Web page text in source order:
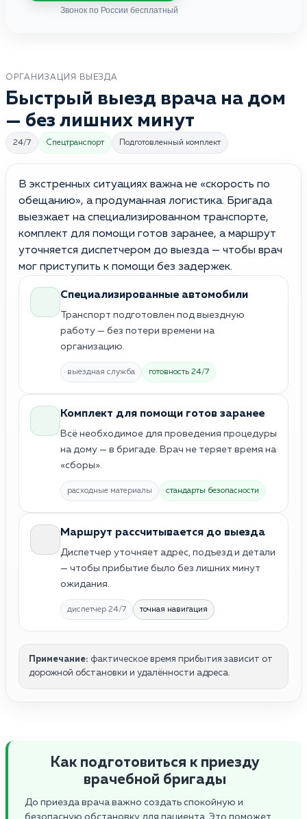
Звонок по России бесплатный
ОРГАНИЗАЦИЯ ВЫЕЗДА
Быстрый выезд врача на дом
— без лишних минут
24/7 Спецтранспорт Подготовленный комплект
В экстренных ситуациях важна не «скорость по
обещанию», а продуманная логистика. Бригада
выезжает на специализированном транспорте,
комплект для помощи готов заранее, а маршрут
уточняется диспетчером до выезда — чтобы врач
мог приступить к помощи без задержек.
Специализированные автомобили
Транспорт подготовлен под выездную
работу — без потери времени на
организацию.
выездная служба готовность 24/7
Комплект для помощи готов заранее
Всё необходимое для проведения процедуры
на дому — в бригаде. Врач не теряет время на
«сборы».
расходные материалы стандарты безопасности
Маршрут рассчитывается до выезда
Диспетчер уточняет адрес, подъезд и детали
— чтобы прибытие было без лишних минут
ожидания.
диспетчер 24/7 точная навигация
Примечание: фактическое время прибытия зависит от
дорожной обстановки и удалённости адреса.
Как подготовиться к приезду
врачебной бригады
До приезда врача важно создать спокойную и
безопасную обстановку для пациента. Это поможет